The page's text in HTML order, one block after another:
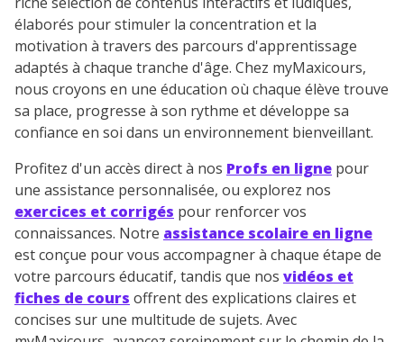
élaborés pour stimuler la concentration et la
motivation à travers des parcours d'apprentissage
adaptés à chaque tranche d'âge. Chez myMaxicours,
nous croyons en une éducation où chaque élève trouve
sa place, progresse à son rythme et développe sa
confiance en soi dans un environnement bienveillant.
Profitez d'un accès direct à nos Profs en ligne pour
une assistance personnalisée, ou explorez nos
exercices et corrigés pour renforcer vos
connaissances. Notre assistance scolaire en ligne
est conçue pour vous accompagner à chaque étape de
votre parcours éducatif, tandis que nos vidéos et
fiches de cours offrent des explications claires et
concises sur une multitude de sujets. Avec